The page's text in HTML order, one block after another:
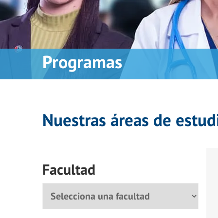
Programas
Nuestras áreas de
Facultad